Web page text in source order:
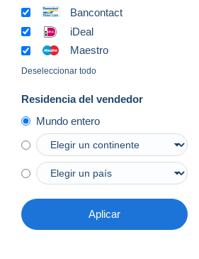
Bancontact
iDeal
Maestro
Deseleccionar todo
Residencia del vendedor
Mundo entero
Aplicar